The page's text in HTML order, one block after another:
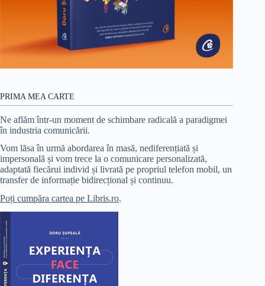
PRIMA MEA CARTE
Ne aflăm într-un moment de schimbare radicală a paradigmei
în industria comunicării.
Vom lăsa în urmă abordarea în masă, nediferențiată și
impersonală și vom trece la o comunicare personalizată,
adaptată fiecărui individ și livrată pe propriul telefon mobil, un
transfer de informație bidirecțional și continuu.
Poți cumpăra cartea pe Libris.ro.